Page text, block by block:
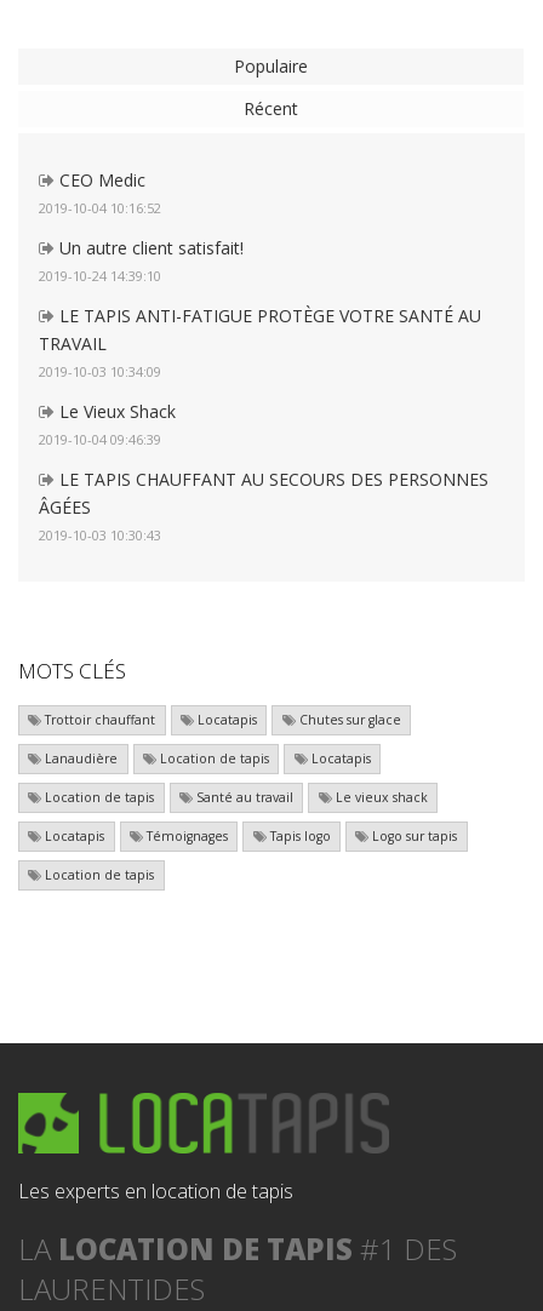
Populaire
Récent
CEO Medic
2019-10-04 10:16:52
Un autre client satisfait!
2019-10-24 14:39:10
LE TAPIS ANTI-FATIGUE PROTÈGE VOTRE SANTÉ AU
TRAVAIL
2019-10-03 10:34:09
Le Vieux Shack
2019-10-04 09:46:39
LE TAPIS CHAUFFANT AU SECOURS DES PERSONNES
ÂGÉES
2019-10-03 10:30:43
MOTS CLÉS
Trottoir chauffant Locatapis Chutes sur glace
Lanaudière Location de tapis Locatapis
Location de tapis Santé au travail Le vieux shack
Locatapis Témoignages Tapis logo Logo sur tapis
Location de tapis
Les experts en location de tapis
LA LOCATION DE TAPIS #1 DES
LAURENTIDES